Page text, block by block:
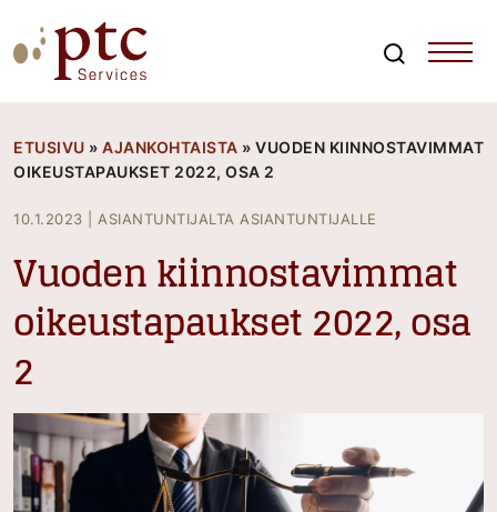
to
content
ETUSIVU » AJANKOHTAISTA » VUODEN KIINNOSTAVIMMAT
OIKEUSTAPAUKSET 2022, OSA 2
10.1.2023 ASIANTUNTIJALTA ASIANTUNTIJALLE
Vuoden kiinnostavimmat
oikeustapaukset 2022, osa
2